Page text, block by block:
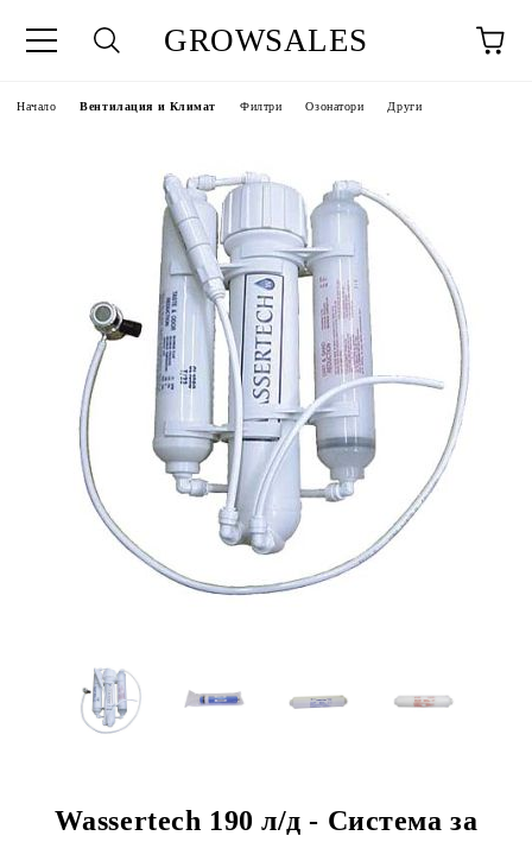
GROWSALES
Начало Вентилация и Климат Филтри Озонатори Други
Wassertech 190 л/д - Система за